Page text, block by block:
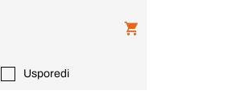
Usporedi